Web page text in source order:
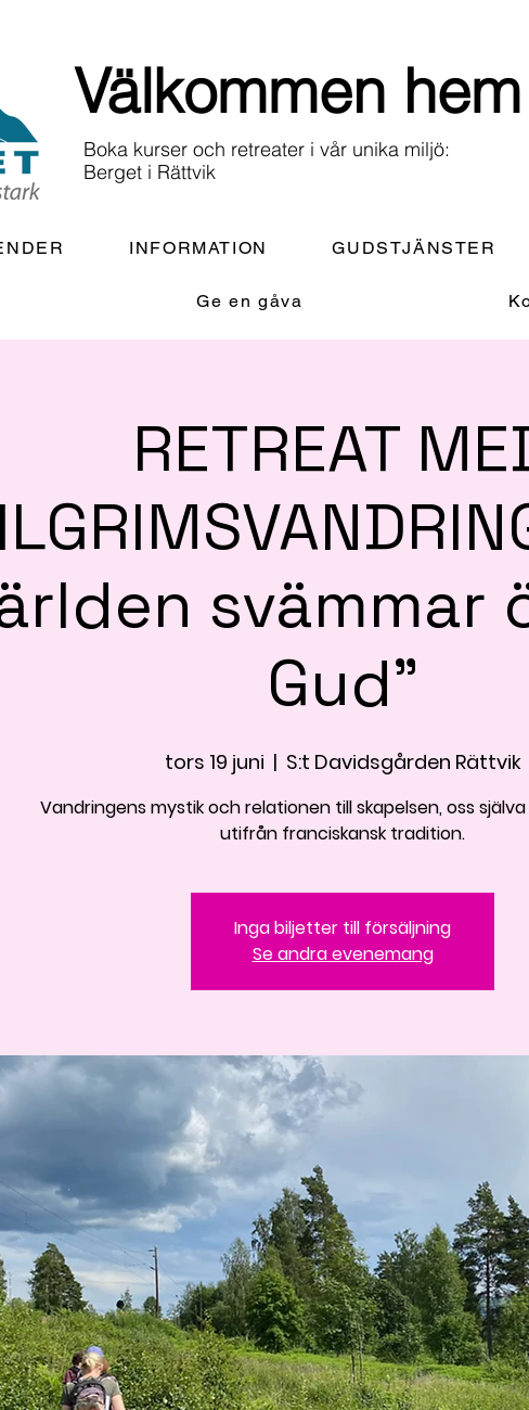
Välkommen hem
Boka kurser och retreater i vår unika miljö:
Berget i Rättvik
INFORMATION GUDSTJÄNSTER
Ge en gåva
RETREAT
svämmar
Gud”
tors 19 juni
  |
S:t Davidsgården Rättvik
Vandringens mystik och relationen till skapelsen, oss
utifrån franciskansk tradition.
Inga biljetter till försäljning
Se andra evenemang